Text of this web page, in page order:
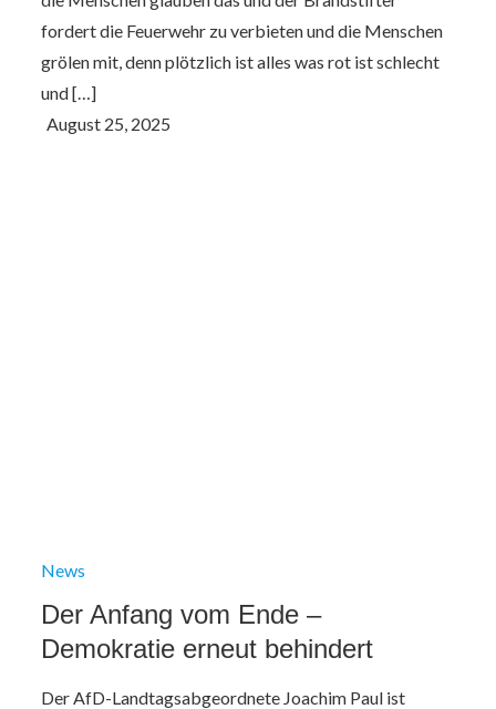
fordert die Feuerwehr zu verbieten und die Menschen
grölen mit, denn plötzlich ist alles was rot ist schlecht
und […]
News
Der Anfang vom Ende –
Demokratie erneut behindert
Der AfD-Landtagsabgeordnete Joachim Paul ist